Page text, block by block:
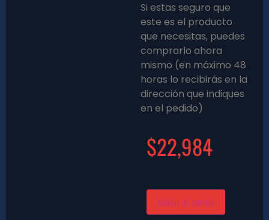
Si estas seguro que
este es el producto
que necesitas, puedes
comprarlo ahora
mismo (en máximo 48
horas lo recibirás en la
dirección que indiques
en el pedido)
$22,984
Añadir al carrito